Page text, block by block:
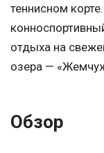
теннисном
отдыха на
озера —
Обзор